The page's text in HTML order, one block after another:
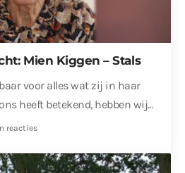
Mien Kiggen – Stals
voor alles wat zij in haar
heeft betekend, hebben wij…
reacties